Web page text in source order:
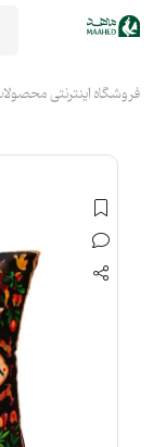
فروشگاه اینترنتی